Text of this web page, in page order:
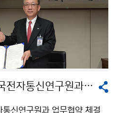
김종석 기상청장, 한국전자통신연구원과 업무협약 체결
신연구원과 업무협약 체결